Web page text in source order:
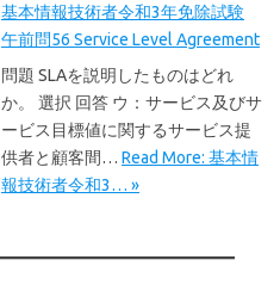
基本情報技術者令和3年免除試験
午前問56 Service Level Agreement
問題 SLAを説明したものはどれ
か。 選択 回答 ウ：サービス及びサ
ービス目標値に関するサービス提
供者と顧客間… Read More: 基本情
報技術者令和3… »